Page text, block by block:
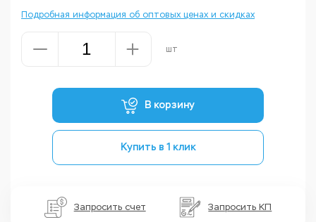
Подробная информация об оптовых ценах и скидках
шт
В корзину
Купить в 1 клик
Запросить счет Запросить КП